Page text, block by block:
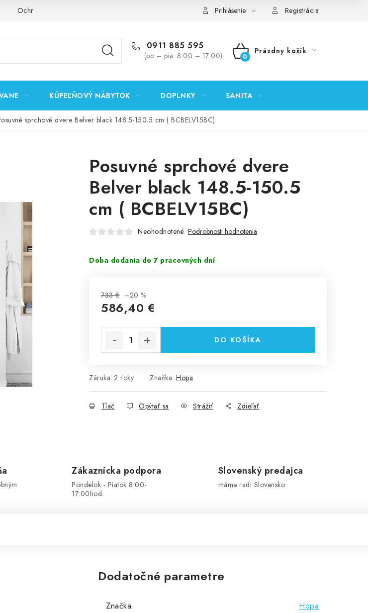
Ochrana osobných údajov GDPR Predajňa Nitra Formulár na vrátenie tovaru
Prihlásenie Registrácia
0911 885 595
(po – pia: 8:00 – 17:00)
NÁKUPNÝ
Prázdny košík
KÚPEĽŇOVÝ NÁBYTOK DOPLNKY SANITA
sprchové dvere Belver black 148.5-150.5 cm ( BCBELV15BC)
Posuvné sprchové dvere
Belver black 148.5-150.5
cm ( BCBELV15BC)
Neohodnotené Podrobnosti hodnotenia
Doba dodania do 7 pracovných dní
733 € –20 %
586,40 €
DO KOŠÍKA
Záruka: 2 roky Značka: Hopa
Tlač Opýtať sa Strážiť Zdieľať
Zákaznícka podpora
Pondelok - Piatok 8:00-
17:00hod.
Slovenský predajca
máme radi Slovensko
Dodatočné parametre
Značka Hopa